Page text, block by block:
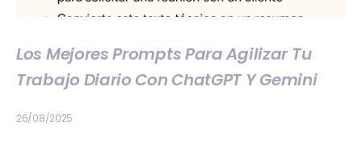
Los Mejores Prompts Para Agilizar Tu
Trabajo Diario Con ChatGPT Y Gemini
26/08/2025